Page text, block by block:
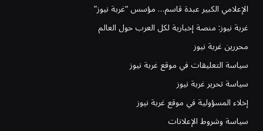
الإعلامي الكبير عبدة قاسم… مؤسس “غربة نيوز”
غربة نيوز: منصة إخبارية لكل العرب حول العالم
محررين غربة نيوز
سياسة التعليقات في موقع غربة نيوز
سياسة تحرير غربة نيوز
إخلاء المسؤولية في موقع غربة نيوز
سياسة وشروط الإعلانات